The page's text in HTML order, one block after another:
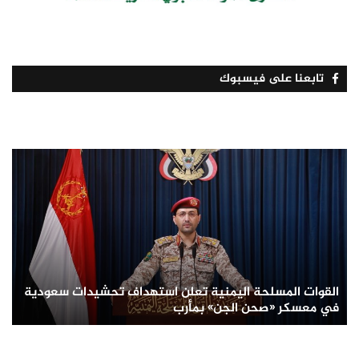
تابعنا على فيسبوك
القوات المسلحة اليمنية تعلن استهداف تحشيدات سعودية
في معسكر «صحن الجن» بمأرب